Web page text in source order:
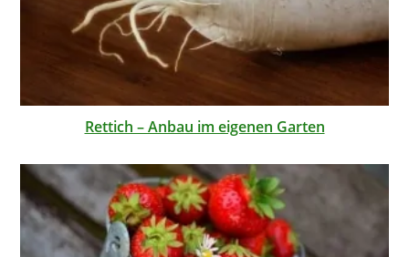
Rettich – Anbau im eigenen Garten